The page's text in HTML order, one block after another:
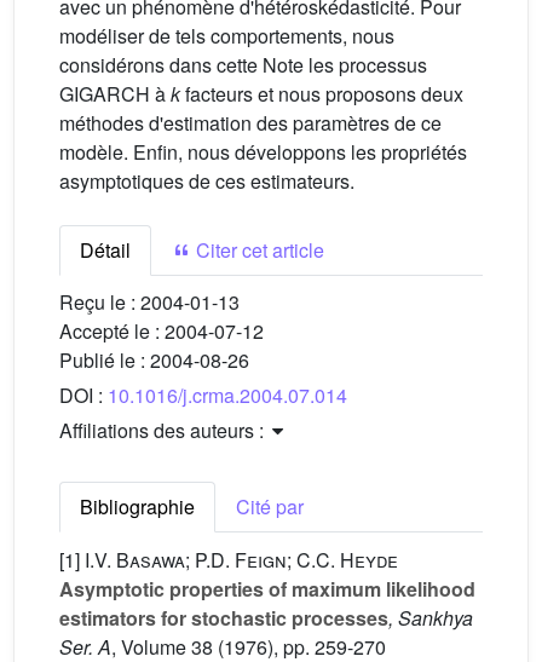
avec un phénomène d'hétéroskédasticité. Pour
modéliser de tels comportements, nous
considérons dans cette Note les processus
GIGARCH àkfacteurs et nous proposons deux
méthodes d'estimation des paramètres de ce
modèle. Enfin, nous développons les propriétés
asymptotiques de ces estimateurs.
Détail
Citer cet article
Reçu le : 2004-01-13
Accepté le : 2004-07-12
Publié le : 2004-08-26
DOI : 10.1016/j.crma.2004.07.014
Affiliations des auteurs :
Bibliographie
Cité par
[1] I.V. Basawa; P.D. Feign; C.C. Heyde
Asymptotic properties of maximum likelihood
estimators for stochastic processes, Sankhya
Ser. A, Volume 38 (1976), pp. 259-270